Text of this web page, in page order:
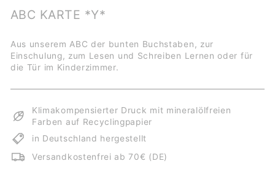
ABC KARTE *Y*
Aus unserem ABC der bunten Buchstaben, zur
Einschulung, zum Lesen und Schreiben Lernen oder für
die Tür im Kinderzimmer.
Klimakompensierter Druck mit mineralölfreien
Farben auf Recyclingpapier
in Deutschland hergestellt
Versandkostenfrei ab 70€ (DE)